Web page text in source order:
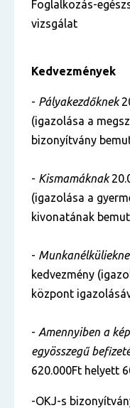
Foglalkozás-
vizsgálat
Kedvezmények
- Pályakezdőknek
(igazolása a
bizonyítvány
- Kismamáknak
(igazolása a
kivonatának
-
kedvezmény
központ
- Amennyiben a
egyösszegű
620.000Ft helyett
-OKJ-s